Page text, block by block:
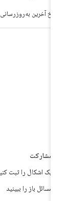
آخرین به‌روزرسانی 2018-11-05 به‌وقت ساعت هماهنگ جهانی.
مشارکت
یک اشکال را ثبت کنید
مسائل باز را ببینید